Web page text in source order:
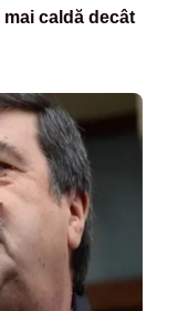
caldă decât